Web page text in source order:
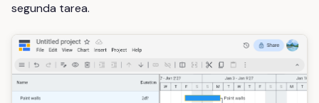
segunda tarea.